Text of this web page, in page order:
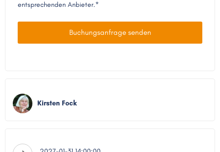
entsprechenden Anbieter.*
Buchungsanfrage senden
Kirsten Fock